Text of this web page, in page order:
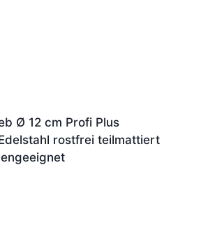
Ø 12 cm Profi Plus
rostfrei teilmattiert